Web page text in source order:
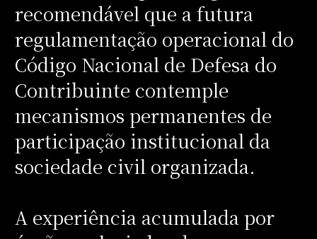
recomendável que a futura
regulamentação operacional do
Código Nacional de Defesa do
Contribuinte contemple
mecanismos permanentes de
participação institucional da
sociedade civil organizada.
A experiência acumulada por